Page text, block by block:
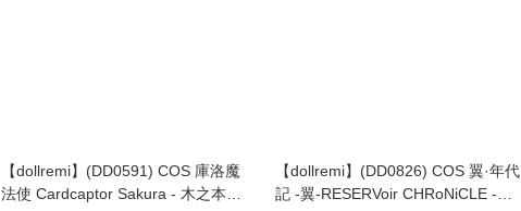
【dollremi】(DD0591) COS 庫洛魔
法使 Cardcaptor Sakura - 木之本樱
【dollremi】(DD0826) COS 翼·年代
記 -翼-RESERVoir CHRoNiCLE -